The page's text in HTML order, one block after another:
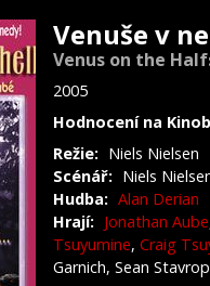
Venuše v
Venus on the
2005
Hodnocení na
Režie: Niels Nielsen
Scénář: Niels
Hudba: Alan Derian
Hrají: Jonathan Aube
Tsuyumine, Craig
Garnich, Sean